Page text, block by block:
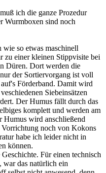
ich die ganze Prozedur
Wurmboxen sind noch
wie so etwas maschinell
zu einer kleinen Stippvisite bei
Düren. Dort werden die
der Sortiervorgang ist voll
Förderband. Damit wird
Siebeinsätzen
Der Humus fällt durch das
komplett und werden am
Humus wird anschließend
Vorrichtung noch von Kokons
habe ich leider nicht in
können.
Für einen technisch
war das natürlich ein